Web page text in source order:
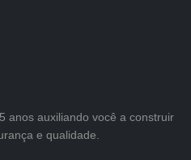
anos auxiliando você a construir
e qualidade.